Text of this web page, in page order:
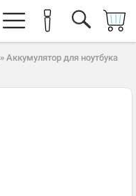
» Аккумулятор для ноутбука